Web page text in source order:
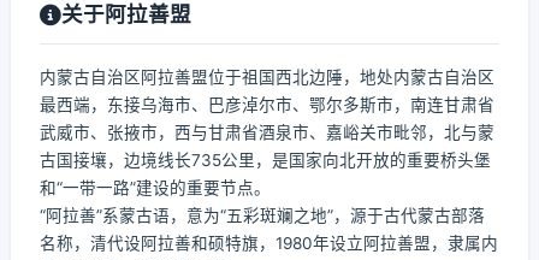
关于阿拉善盟
内蒙古自治区阿拉善盟位于祖国西北边陲，地处内蒙古自治区
最西端，东接乌海市、巴彦淖尔市、鄂尔多斯市，南连甘肃省
武威市、张掖市，西与甘肃省酒泉市、嘉峪关市毗邻，北与蒙
古国接壤，边境线长735公里，是国家向北开放的重要桥头堡
和“一带一路”建设的重要节点。
“阿拉善”系蒙古语，意为“五彩斑斓之地”，源于古代蒙古部落
名称，清代设阿拉善和硕特旗，1980年设立阿拉善盟，隶属内